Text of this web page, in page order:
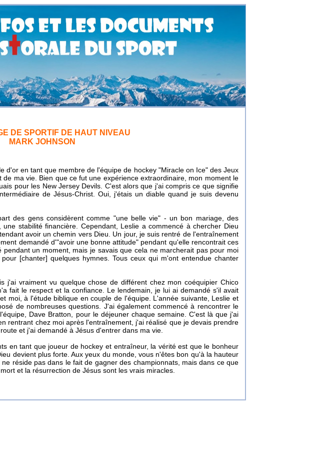
DE SPORTIF DE HAUT NIVEAU
MARK JOHNSON
d'or en tant que membre de l'équipe de hockey "Miracle on Ice" des Jeux
ma vie. Bien que ce fut une expérience extraordinaire, mon moment le
pour les New Jersey Devils. C'est alors que j'ai compris ce que signifie
de Jésus-Christ. Oui, j'étais un diable quand je suis devenu
des gens considèrent comme "une belle vie" - un bon mariage, des
stabilité financière. Cependant, Leslie a commencé à chercher Dieu
avoir un chemin vers Dieu. Un jour, je suis rentré de l'entraînement
demandé d'"avoir une bonne attitude" pendant qu'elle rencontrait ces
un moment, mais je savais que cela ne marcherait pas pour moi
[chanter] quelques hymnes. Tous ceux qui m'ont entendue chanter
j'ai vraiment vu quelque chose de différent chez mon coéquipier Chico
fait le respect et la confiance. Le lendemain, je lui ai demandé s'il avait
moi, à l'étude biblique en couple de l'équipe. L'année suivante, Leslie et
de nombreuses questions. J'ai également commencé à rencontrer le
Dave Bratton, pour le déjeuner chaque semaine. C'est là que j'ai
rentrant chez moi après l'entraînement, j'ai réalisé que je devais prendre
et j'ai demandé à Jésus d'entrer dans ma vie.
en tant que joueur de hockey et entraîneur, la vérité est que le bonheur
devient plus forte. Aux yeux du monde, vous n'êtes bon qu'à la hauteur
réside pas dans le fait de gagner des championnats, mais dans ce que
et la résurrection de Jésus sont les vrais miracles.